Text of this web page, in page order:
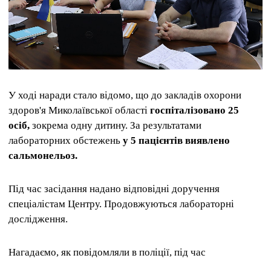
У ході наради стало відомо, що до закладів охорони
здоров'я Миколаївської області госпіталізовано 25
осіб, зокрема одну дитину. За результатами
лабораторних обстежень у 5 пацієнтів виявлено
сальмонельоз.
Під час засідання надано відповідні доручення
спеціалістам Центру. Продовжуються лабораторні
дослідження.
Нагадаємо, як повідомляли в поліції, під час